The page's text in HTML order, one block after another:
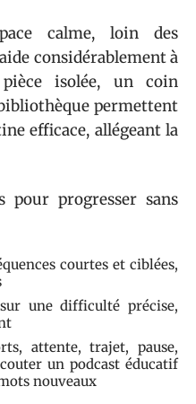
calme, loin des
considérablement à
isolée, un coin
permettent
efficace, allégeant la
pour progresser sans
courtes et ciblées,
une difficulté précise,
attente, trajet, pause,
un podcast éducatif
nouveaux